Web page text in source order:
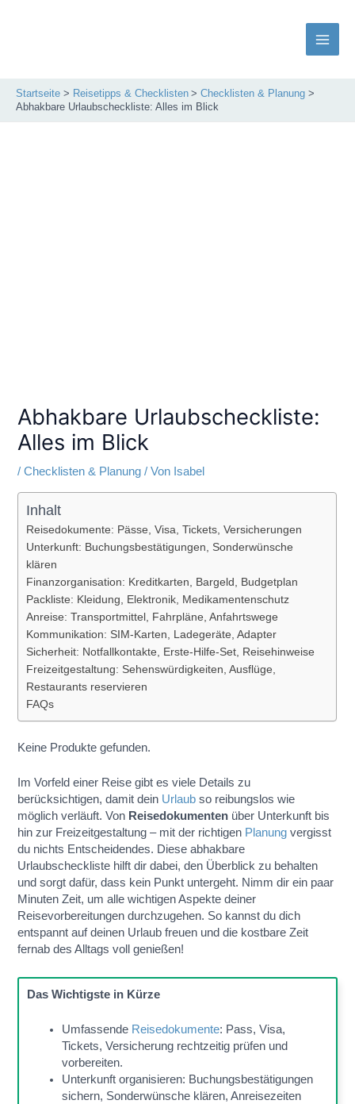
Main
Startseite Reisetipps & Checklisten
Checklisten & Planung
Abhakbare Urlaubscheckliste: Alles im Blick
Abhakbare Urlaubscheckliste:
Alles im Blick
/Checklisten & Planung / Von Isabel
Inhalt
Reisedokumente: Pässe, Visa, Tickets, Versicherungen
Unterkunft: Buchungsbestätigungen, Sonderwünsche
klären
Finanzorganisation: Kreditkarten, Bargeld, Budgetplan
Packliste: Kleidung, Elektronik, Medikamentenschutz
Anreise: Transportmittel, Fahrpläne, Anfahrtswege
Kommunikation: SIM-Karten, Ladegeräte, Adapter
Sicherheit: Notfallkontakte, Erste-Hilfe-Set, Reisehinweise
Freizeitgestaltung: Sehenswürdigkeiten, Ausflüge,
Restaurants reservieren
FAQs
Keine Produkte gefunden.
Im Vorfeld einer Reise gibt es viele Details zu
berücksichtigen, damit dein Urlaub so reibungslos wie
möglich verläuft. Von Reisedokumenten über Unterkunft bis
hin zur Freizeitgestaltung – mit der richtigen Planung vergisst
du nichts Entscheidendes. Diese abhakbare
Urlaubscheckliste hilft dir dabei, den Überblick zu behalten
und sorgt dafür, dass kein Punkt untergeht. Nimm dir ein paar
Minuten Zeit, um alle wichtigen Aspekte deiner
Reisevorbereitungen durchzugehen. So kannst du dich
entspannt auf deinen Urlaub freuen und die kostbare Zeit
fernab des Alltags voll genießen!
Das Wichtigste in Kürze
Umfassende Reisedokumente: Pass, Visa,
Tickets, Versicherung rechtzeitig prüfen und
vorbereiten.
Unterkunft organisieren: Buchungsbestätigungen
sichern, Sonderwünsche klären, Anreisezeiten